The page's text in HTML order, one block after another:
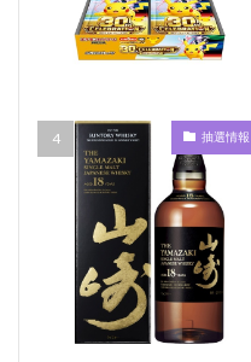
抽選情報